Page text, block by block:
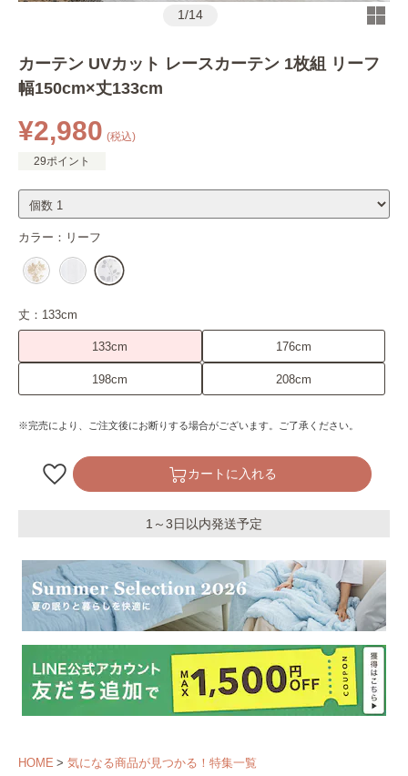
1/14
カーテン UVカット レースカーテン 1枚組 リーフ
幅150cm×丈133cm
¥2,980 (税込)
29ポイント
カラー： リーフ
丈： 133cm
133cm 176cm
198cm 208cm
※完売により、ご注文後にお断りする場合がございます。ご了承ください。
カートに入れる
1～3日以内発送予定
HOME
気になる商品が見つかる！特集一覧